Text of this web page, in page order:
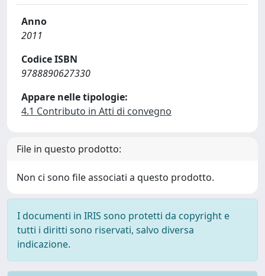
Anno
2011
Codice ISBN
9788890627330
Appare nelle tipologie:
4.1 Contributo in Atti di convegno
File in questo prodotto:
Non ci sono file associati a questo prodotto.
I documenti in IRIS sono protetti da copyright e
tutti i diritti sono riservati, salvo diversa
indicazione.